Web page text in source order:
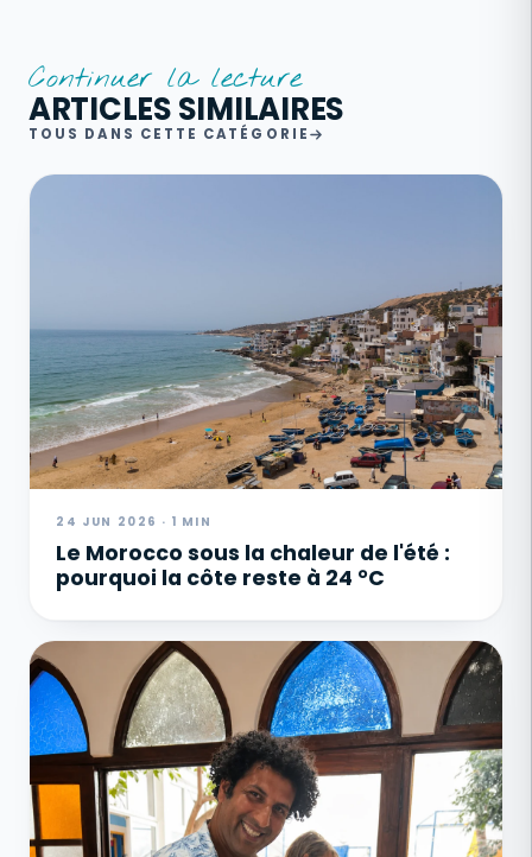
Continuer la lecture
ARTICLES SIMILAIRES
TOUS DANS CETTE CATÉGORIE
24 JUN 2026 · 1 MIN
Le Morocco sous la chaleur de l'été :
pourquoi la côte reste à 24 °C